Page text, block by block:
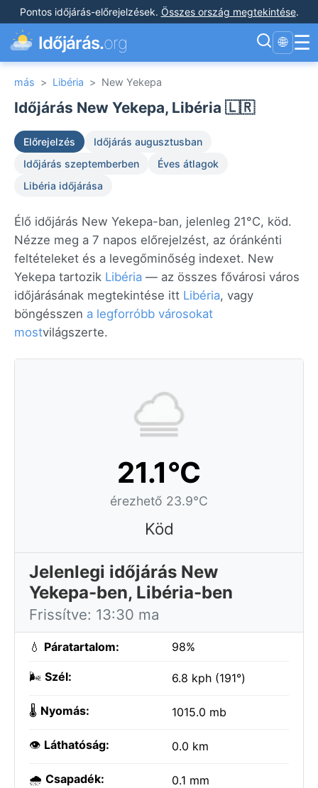
Pontos időjárás-előrejelzések. Összes ország megtekintése.
Időjárás.org 🌐 ☰
más > Libéria > New Yekepa
Időjárás New Yekepa, Libéria 🇱🇷
Előrejelzés
Időjárás augusztusban
Időjárás szeptemberben
Éves átlagok
Libéria időjárása
Élő időjárás New Yekepa-ban, jelenleg 21°C, köd.
Nézze meg a 7 napos előrejelzést, az óránkénti
feltételeket és a levegőminőség indexet. New
Yekepa tartozik Libéria — az összes fővárosi város
időjárásának megtekintése itt Libéria, vagy
böngésszen a legforróbb városokat
mostvilágszerte.
21.1°C
érezhető 23.9°C
Köd
Jelenlegi időjárás New
Yekepa-ben, Libéria-ben
Frissítve: 13:30 ma
💧 Páratartalom: 98%
🌬️ Szél: 6.8 kph (191°)
🌡️ Nyomás: 1015.0 mb
👁️ Láthatóság: 0.0 km
🌧️ Csapadék: 0.1 mm